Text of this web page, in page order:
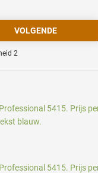
2
5415. Prijs
blauw.
5415. Prijs